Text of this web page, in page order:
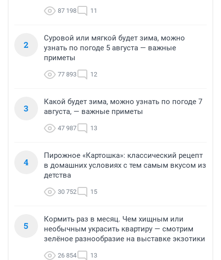
87 198 11
2
Суровой или мягкой будет зима, можно
узнать по погоде 5 августа — важные
приметы
77 893 12
3
Какой будет зима, можно узнать по погоде 7
августа, — важные приметы
47 987 13
4
Пирожное «Картошка»: классический рецепт
в домашних условиях с тем самым вкусом из
детства
30 752 15
5
Кормить раз в месяц. Чем хищным или
необычным украсить квартиру — смотрим
зелёное разнообразие на выставке экзотики
26 854 13